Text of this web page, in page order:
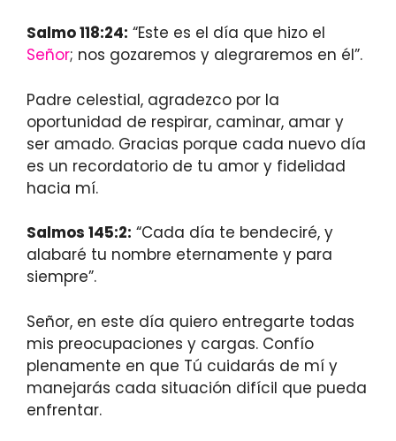
Salmo 118:24: “Este es el día que hizo el
Señor; nos gozaremos y alegraremos en él”.
Padre celestial, agradezco por la
oportunidad de respirar, caminar, amar y
ser amado. Gracias porque cada nuevo día
es un recordatorio de tu amor y fidelidad
hacia mí.
Salmos 145:2: “Cada día te bendeciré, y
alabaré tu nombre eternamente y para
siempre”.
Señor, en este día quiero entregarte todas
mis preocupaciones y cargas. Confío
plenamente en que Tú cuidarás de mí y
manejarás cada situación difícil que pueda
enfrentar.